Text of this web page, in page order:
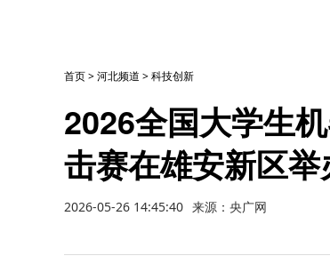
首页>河北频道 >科技创新
2026全国大学生
击赛在雄安新区举
2026-05-26 14:45:40 来源：央广网